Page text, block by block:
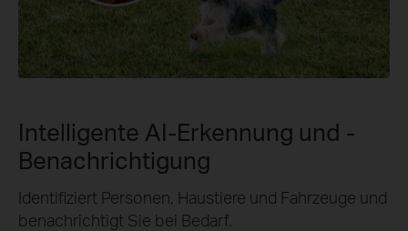
Intelligente AI-Erkennung und -
Benachrichtigung
Identifiziert Personen, Haustiere und Fahrzeuge und
benachrichtigt Sie bei Bedarf.